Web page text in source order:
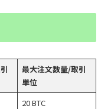
最大注文数量/取引
単位
20 BTC